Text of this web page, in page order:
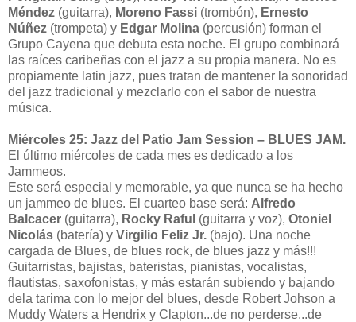
Méndez (guitarra), Moreno Fassi (trombón), Ernesto
Núñez (trompeta) y Edgar Molina (percusión) forman el
Grupo Cayena que debuta esta noche. El grupo combinará
las raíces caribeñas con el jazz a su propia manera. No es
propiamente latin jazz, pues tratan de mantener la sonoridad
del jazz tradicional y mezclarlo con el sabor de nuestra
música.
Miércoles 25: Jazz del Patio Jam Session – BLUES JAM.
El último miércoles de cada mes es dedicado a los
Jammeos.
Este será especial y memorable, ya que nunca se ha hecho
un jammeo de blues. El cuarteo base será: Alfredo
Balcacer (guitarra), Rocky Raful (guitarra y voz), Otoniel
Nicolás (batería) y Virgilio Feliz Jr. (bajo). Una noche
cargada de Blues, de blues rock, de blues jazz y más!!!
Guitarristas, bajistas, bateristas, pianistas, vocalistas,
flautistas, saxofonistas, y más estarán subiendo y bajando
dela tarima con lo mejor del blues, desde Robert Johson a
Muddy Waters a Hendrix y Clapton...de no perderse...de